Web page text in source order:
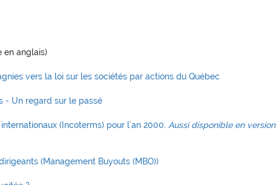
en anglais)
vers la loi sur les sociétés par actions du Québec
- Un regard sur le passé
(Incoterms) pour l’an 2000. Aussi disponible en version
(Management Buyouts (MBO))